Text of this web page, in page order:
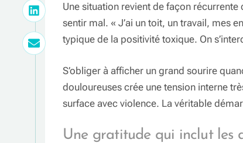
Une situation revient de façon récurrente
sentir mal. « J’ai un toit, un travail, mes
typique de la positivité toxique. On
S’obliger à afficher un grand sourire
douloureuses crée une tension interne
surface avec violence. La véritable
Une gratitude qui inclut les